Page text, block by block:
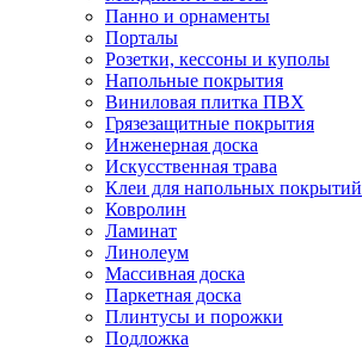
Панно и орнаменты
Порталы
Розетки, кессоны и куполы
Напольные покрытия
Виниловая плитка ПВХ
Грязезащитные покрытия
Инженерная доска
Искусственная трава
Клеи для напольных покрытий
Ковролин
Ламинат
Линолеум
Массивная доска
Паркетная доска
Плинтусы и порожки
Подложка